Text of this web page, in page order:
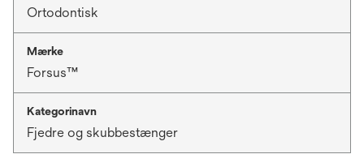
Ortodontisk
Mærke
Forsus™
Kategorinavn
Fjedre og skubbestænger